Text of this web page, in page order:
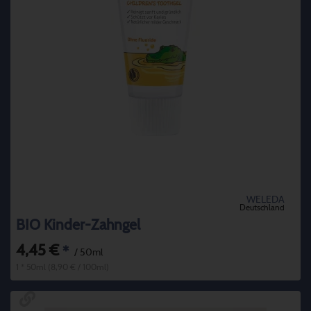
WELEDA
Deutschland
BIO Kinder-Zahngel
4,45 € * / 50ml